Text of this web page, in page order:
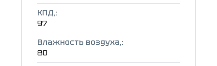
КПД,:
97
Влажность воздуха,:
80